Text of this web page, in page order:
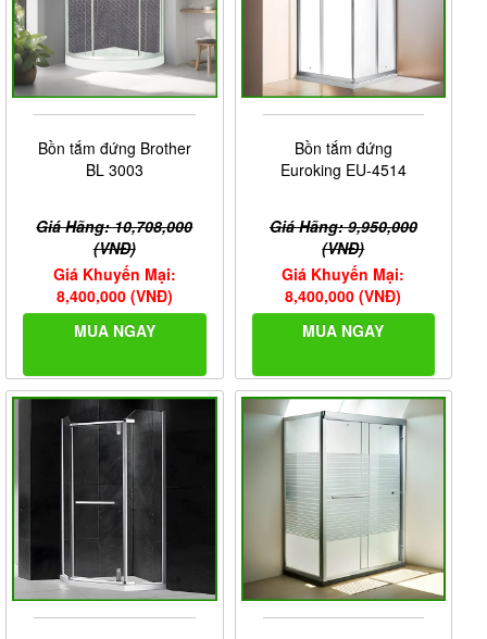
Bồn tắm đứng Brother
BL 3003
Giá Hãng: 10,708,000
(VNĐ)
Giá Khuyến Mại:
8,400,000 (VNĐ)
MUA NGAY
Bồn tắm đứng
Euroking EU-4514
Giá Hãng: 9,950,000
(VNĐ)
Giá Khuyến Mại:
8,400,000 (VNĐ)
MUA NGAY